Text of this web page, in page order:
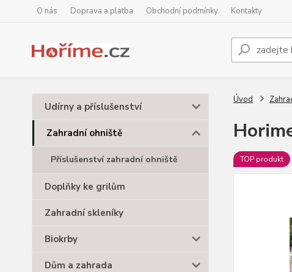
O nás Doprava a platba Obchodní podmínky Kontakty
Udírny a příslušenství
Zahradní ohniště
Příslušenství zahradní ohniště
Doplňky ke grilům
Zahradní skleníky
Biokrby
Dům a zahrada
Úvod
TOP produkt